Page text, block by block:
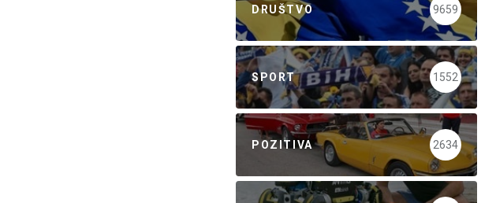
DRUŠTVO 9659
SPORT 1552
POZITIVA 2634